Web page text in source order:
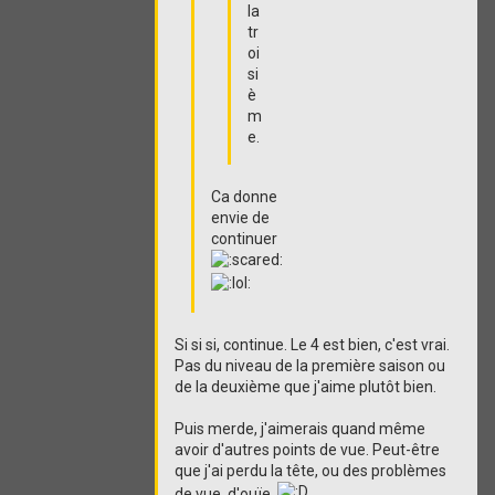
la
tr
oi
si
è
m
e.
Ca donne
envie de
continuer
Si si si, continue. Le 4 est bien, c'est vrai.
Pas du niveau de la première saison ou
de la deuxième que j'aime plutôt bien.
Puis merde, j'aimerais quand même
avoir d'autres points de vue. Peut-être
que j'ai perdu la tête, ou des problèmes